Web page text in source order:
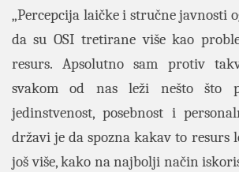
„Percepcija laičke i stručne javnosti
da su OSI tretirane više kao
resurs. Apsolutno sam protiv
svakom od nas leži nešto što
jedinstvenost, posebnost i
državi je da spozna kakav to resurs
još više, kako na najbolji način